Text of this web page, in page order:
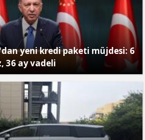
yeni kredi paketi müjdesi: 6
36 ay vadeli